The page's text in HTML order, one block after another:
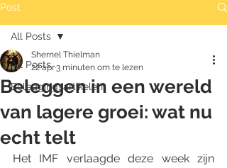
Post
All Posts
Beleggingsartikelen
All Posts
Beleggen in een wereld
van lagere groei: wat nu
echt telt
Shernel Thielman
22 apr3 minuten om te lezen
Het IMF verlaagde deze week zijn